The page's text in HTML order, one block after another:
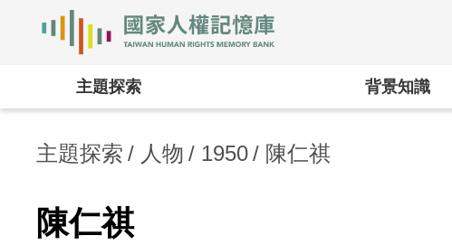
主題探索 背景知識
主題探索 人物 1950 陳仁祺
陳仁祺